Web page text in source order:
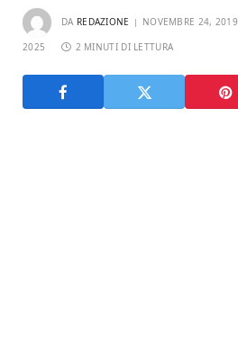
DA REDAZIONE NOVEMBRE 24, 2019
2025 2 MINUTI DI LETTURA